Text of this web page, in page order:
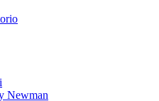
Newman